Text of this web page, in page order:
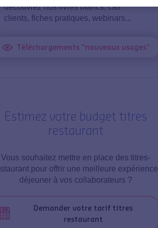
découvrez nos livres blancs, cas
clients, fiches pratiques, webinars...
Téléchargements "nouveaux usages"
Estimez votre budget titres
restaurant
Vous souhaitez mettre en place des titres-
pour offrir une meilleure expérience
déjeuner à vos collaborateurs ?
Demander votre tarif titres
restaurant